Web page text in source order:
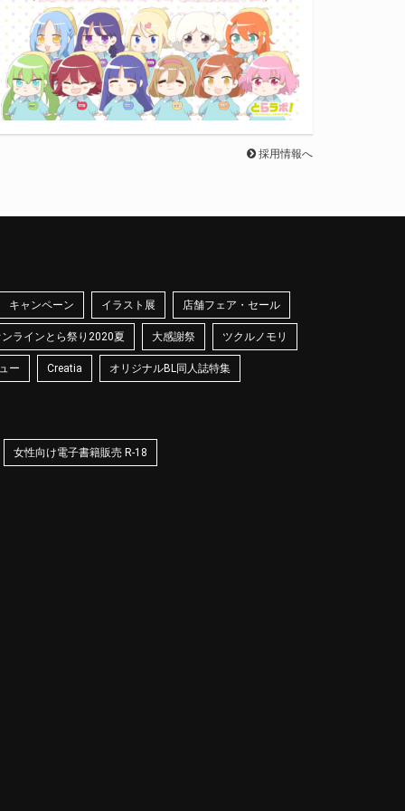
採用情報へ
キャンペーン イラスト展 店舗フェア・セール
ラインとら祭り2020夏 大感謝祭 ツクルノモリ
ー Creatia オリジナルBL同人誌特集
女性向け電子書籍販売 R-18